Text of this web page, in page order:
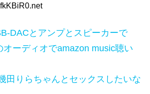
DACとアンプとスピーカーで
オーディオでamazon music聴い
田りらちゃんとセックスしたいな